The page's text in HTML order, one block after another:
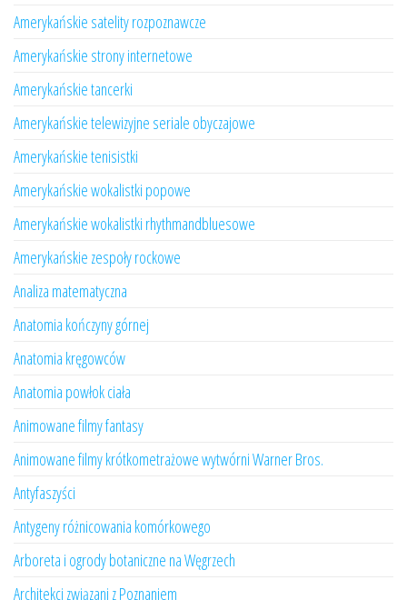
Amerykańskie satelity rozpoznawcze
Amerykańskie strony internetowe
Amerykańskie tancerki
Amerykańskie telewizyjne seriale obyczajowe
Amerykańskie tenisistki
Amerykańskie wokalistki popowe
Amerykańskie wokalistki rhythmandbluesowe
Amerykańskie zespoły rockowe
Analiza matematyczna
Anatomia kończyny górnej
Anatomia kręgowców
Anatomia powłok ciała
Animowane filmy fantasy
Animowane filmy krótkometrażowe wytwórni Warner Bros.
Antyfaszyści
Antygeny różnicowania komórkowego
Arboreta i ogrody botaniczne na Węgrzech
Architekci związani z Poznaniem